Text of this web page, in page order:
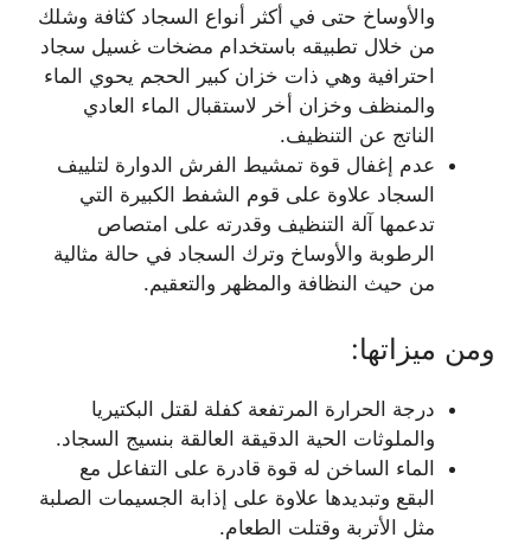
والأوساخ حتى في أكثر أنواع السجاد كثافة وشلك
من خلال تطبيقه باستخدام مضخات غسيل سجاد
احترافية وهي ذات خزان كبير الحجم يحوي الماء
والمنظف وخزان أخر لاستقبال الماء العادي
الناتج عن التنظيف.
عدم إغفال قوة تمشيط الفرش الدوارة لتلييف
السجاد علاوة على قوم الشفط الكبيرة التي
تدعمها آلة التنظيف وقدرته على امتصاص
الرطوبة والأوساخ وترك السجاد في حالة مثالية
من حيث النظافة والمظهر والتعقيم.
ومن ميزاتها:
درجة الحرارة المرتفعة كفلة لقتل البكتيريا
والملوثات الحية الدقيقة العالقة بنسيج السجاد.
الماء الساخن له قوة قادرة على التفاعل مع
البقع وتبديدها علاوة على إذابة الجسيمات الصلبة
مثل الأتربة وقتلت الطعام.